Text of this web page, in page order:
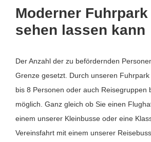
Moderner
sehen lassen kann
Der Anzahl der zu befördernden
Grenze gesetzt. Durch unseren
bis 8 Personen oder auch Reisegruppen
möglich. Ganz gleich ob Sie einen
einem unserer Kleinbusse oder eine
Vereinsfahrt mit einem unserer